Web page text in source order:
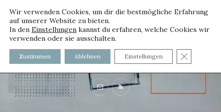
voller worte
mit und ohne Innenfutter
Wir verwenden Cookies, um dir die bestmögliche Erfahrung
auf unserer Website zu bieten.
In den Einstellungen kannst du erfahren, welche Cookies wir
verwenden oder sie ausschalten.
Zustimmen Ablehnen Einstellungen GDPR